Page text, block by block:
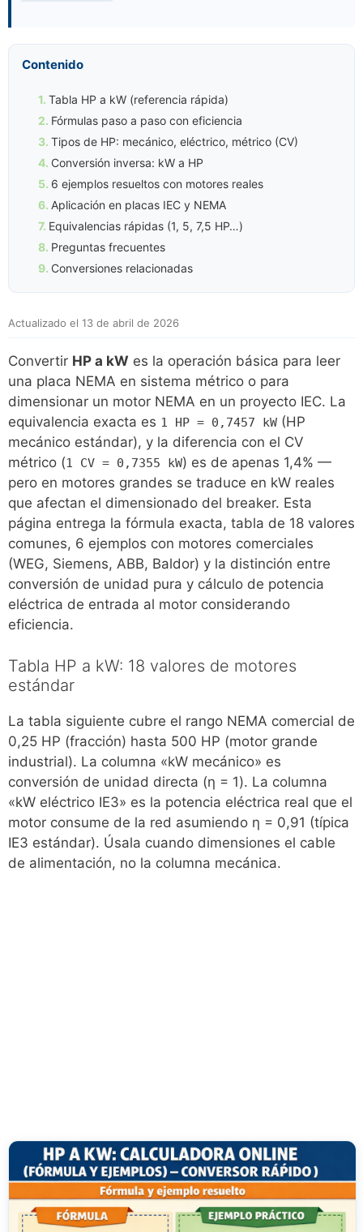
Contenido
Tabla HP a kW (referencia rápida)
Fórmulas paso a paso con eficiencia
Tipos de HP: mecánico, eléctrico, métrico (CV)
Conversión inversa: kW a HP
6 ejemplos resueltos con motores reales
Aplicación en placas IEC y NEMA
Equivalencias rápidas (1, 5, 7,5 HP…)
Preguntas frecuentes
Conversiones relacionadas
Actualizado el 13 de abril de 2026
Convertir HP a kW es la operación básica para leer
una placa NEMA en sistema métrico o para
dimensionar un motor NEMA en un proyecto IEC. La
equivalencia exacta es 1 HP = 0,7457 kW (HP
mecánico estándar), y la diferencia con el CV
métrico (1 CV = 0,7355 kW) es de apenas 1,4% —
pero en motores grandes se traduce en kW reales
que afectan el dimensionado del breaker. Esta
página entrega la fórmula exacta, tabla de 18 valores
comunes, 6 ejemplos con motores comerciales
(WEG, Siemens, ABB, Baldor) y la distinción entre
conversión de unidad pura y cálculo de potencia
eléctrica de entrada al motor considerando
eficiencia.
Tabla HP a kW: 18 valores de motores
estándar
La tabla siguiente cubre el rango NEMA comercial de
0,25 HP (fracción) hasta 500 HP (motor grande
industrial). La columna «kW mecánico» es
conversión de unidad directa (η = 1). La columna
«kW eléctrico IE3» es la potencia eléctrica real que el
motor consume de la red asumiendo η = 0,91 (típica
IE3 estándar). Úsala cuando dimensiones el cable
de alimentación, no la columna mecánica.